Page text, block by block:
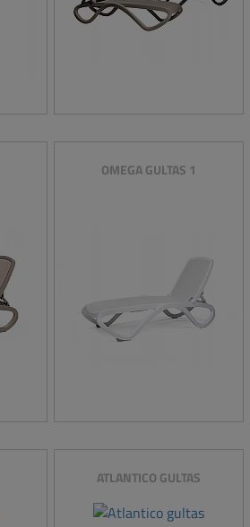
OMEGA GULTAS 1
ATLANTICO GULTAS